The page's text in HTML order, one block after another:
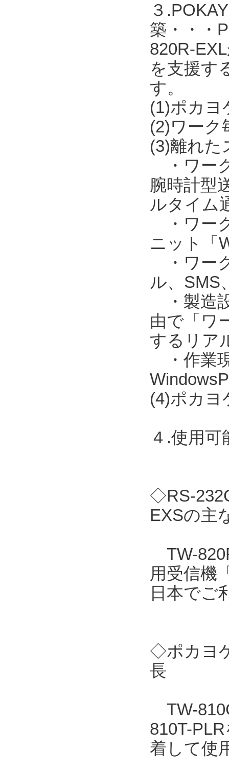
３
築・・・
820R-
を支援す
す。
(1)ポカヨ
(2)ワーク
(3)離れた
・ワー
腕時計型
ルタイム
・ワー
ニット「
・ワー
ル、SMS
・製造
由で「ワ
するリア
・作業
(4)ポカヨ
４.使用
◇RS-
EXSの主
TW-
用受信機
日本でご
◇ポカヨ
長
TW-
810T-
着して使